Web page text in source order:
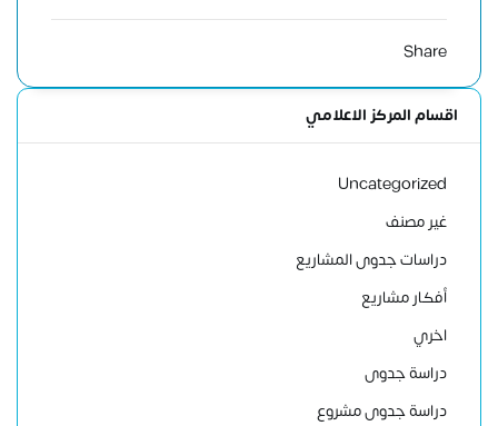
Share
اقسام المركز الاعلامي
Uncategorized
غير مصنف
دراسات جدوى المشاريع
أفكار مشاريع
اخري
دراسة جدوى
دراسة جدوى مشروع